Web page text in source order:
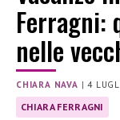
Ferragni:
nelle
CHIARA NAVA |4
CHIARA FERRAGNI